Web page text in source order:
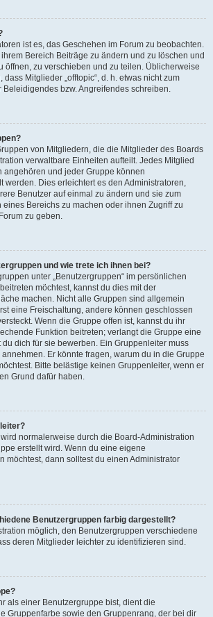
ist es, das Geschehen im Forum zu beobachten.
Bereich Beiträge zu ändern und zu löschen und
öffnen, zu verschieben und zu teilen. Üblicherweise
Mitglieder „offtopic“, d. h. etwas nicht zum
Beleidigendes bzw. Angreifendes schreiben.
von Mitgliedern, die die Mitglieder des Boards
verwaltbare Einheiten aufteilt. Jedes Mitglied
angehören und jeder Gruppe können
werden. Dies erleichtert es den Administratoren,
Benutzer auf einmal zu ändern und sie zum
eines Bereichs zu machen oder ihnen Zugriff zu
zu geben.
und wie trete ich ihnen bei?
unter „Benutzergruppen“ im persönlichen
möchtest, kannst du dies mit der
machen. Nicht alle Gruppen sind allgemein
eine Freischaltung, andere können geschlossen
Wenn die Gruppe offen ist, kannst du ihr
Funktion beitreten; verlangt die Gruppe eine
du dich für sie bewerben. Ein Gruppenleiter muss
Er könnte fragen, warum du in die Gruppe
Bitte belästige keinen Gruppenleiter, wenn er
Grund dafür haben.
normalerweise durch die Board-Administration
erstellt wird. Wenn du eine eigene
möchtest, dann solltest du einen Administrator
Benutzergruppen farbig dargestellt?
möglich, den Benutzergruppen verschiedene
deren Mitglieder leichter zu identifizieren sind.
als einer Benutzergruppe bist, dient die
Gruppenfarbe sowie den Gruppenrang, der bei dir